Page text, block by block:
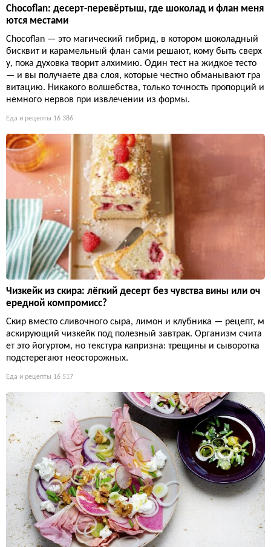
Chocoflan: десерт-перевёртыш, где шоколад и флан меня
ются местами
Chocoflan — это магический гибрид, в котором шоколадный
бисквит и карамельный флан сами решают, кому быть сверх
у, пока духовка творит алхимию. Один тест на жидкое тесто
— и вы получаете два слоя, которые честно обманывают гра
витацию. Никакого волшебства, только точность пропорций и
немного нервов при извлечении из формы.
Еда и рецепты 16 386
Чизкейк из скира: лёгкий десерт без чувства вины или оч
ередной компромисс?
Скир вместо сливочного сыра, лимон и клубника — рецепт, м
аскирующий чизкейк под полезный завтрак. Организм счита
ет это йогуртом, но текстура капризна: трещины и сыворотка
подстерегают неосторожных.
Еда и рецепты 16 517